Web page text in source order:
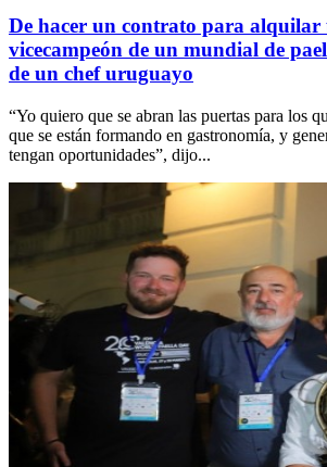
De hacer un contrato para
vicecampeón de un mundial de
de un chef uruguayo
“Yo quiero que se abran las puertas para los
que se están formando en gastronomía, y
tengan oportunidades”, dijo...